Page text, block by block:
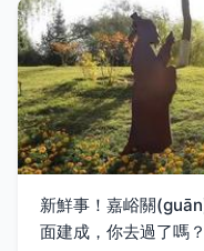
新鮮事！嘉峪關
面建成，你去過了嗎？